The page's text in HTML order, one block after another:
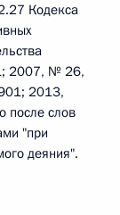
Кодекса
2007, № 26,
2013,
после слов
"при
деяния".